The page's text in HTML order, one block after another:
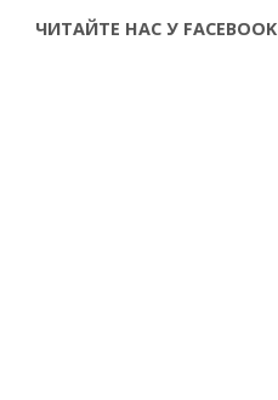
ЧИТАЙТЕ НАС У FACEBOOK